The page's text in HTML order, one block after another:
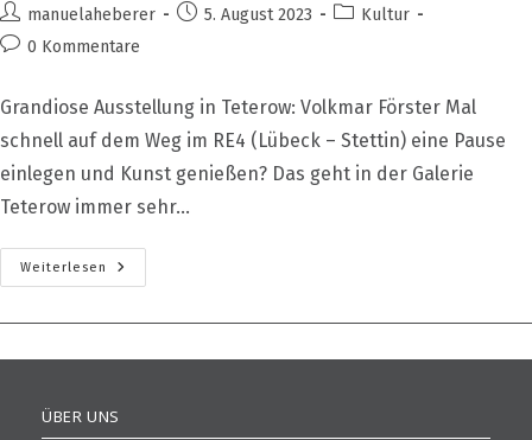
Beitrags-
Autor:
manuelaheberer
Beitrag5. August 2023
Beitrags-
Kultur
Beitrags-
0 Kommentare
Grandiose Ausstellung in Teterow: Volkmar Förster Mal
schnell auf dem Weg im RE4 (Lübeck – Stettin) eine Pause
einlegen und Kunst genießen? Das geht in der Galerie
Teterow immer sehr…
Weiterlesen
Drei
Aktuelle
ÜBER UNS